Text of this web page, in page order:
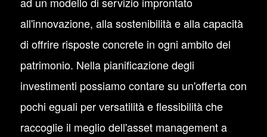
all'innovazione, alla sostenibilità e alla capacità
di offrire risposte concrete in ogni ambito del
patrimonio. Nella pianificazione degli
investimenti possiamo contare su un'offerta con
pochi eguali per versatilità e flessibilità che
raccoglie il meglio dell'asset management a